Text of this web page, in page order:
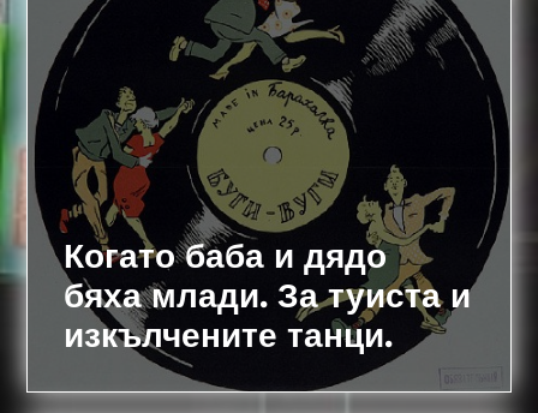
Когато баба и дядо
бяха млади. За туиста и
изкълчените танци.